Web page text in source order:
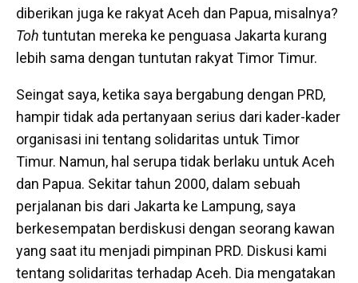
diberikan juga ke rakyat Aceh dan Papua, misalnya?
Toh tuntutan mereka ke penguasa Jakarta kurang
lebih sama dengan tuntutan rakyat Timor Timur.
Seingat saya, ketika saya bergabung dengan PRD,
hampir tidak ada pertanyaan serius dari kader-kader
organisasi ini tentang solidaritas untuk Timor
Timur. Namun, hal serupa tidak berlaku untuk Aceh
dan Papua. Sekitar tahun 2000, dalam sebuah
perjalanan bis dari Jakarta ke Lampung, saya
berkesempatan berdiskusi dengan seorang kawan
yang saat itu menjadi pimpinan PRD. Diskusi kami
tentang solidaritas terhadap Aceh. Dia mengatakan